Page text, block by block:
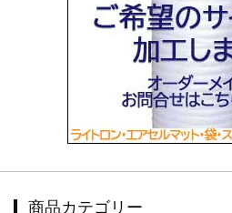
商品カテゴリー